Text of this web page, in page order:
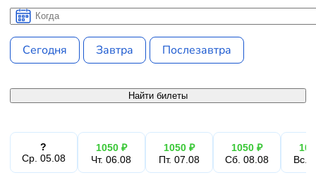
Когда
Когда
Сегодня Завтра Послезавтра
Найти билеты
?
Ср. 05.08
1050 ₽
Чт. 06.08
1050 ₽
Пт. 07.08
1050 ₽
Сб. 08.08
Вс.